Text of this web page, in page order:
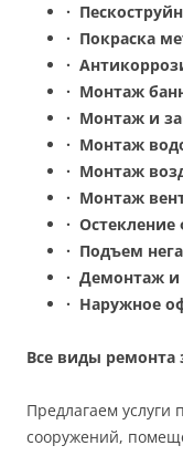
·
· Покраска
·
· Монтаж
· Монтаж и
· Монтаж
· Монтаж
· Монтаж
· Остекление
· Подъем
· Демонтаж
· Наружное
Все виды
Предлагаем услуги
сооружений,